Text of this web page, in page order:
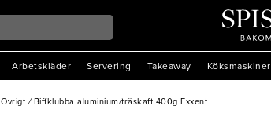
Arbetskläder Servering Takeaway Köksmaskiner
Övrigt / Biffklubba aluminium/träskaft 400g Exxent